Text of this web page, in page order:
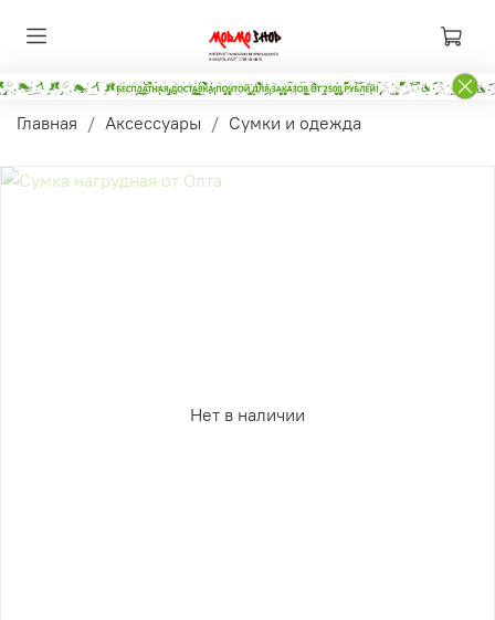
Главная Аксессуары Сумки и одежда
Нет в наличии